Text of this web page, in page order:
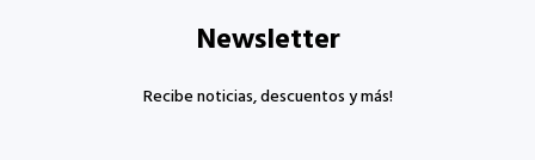
Newsletter
Recibe noticias, descuentos y más!